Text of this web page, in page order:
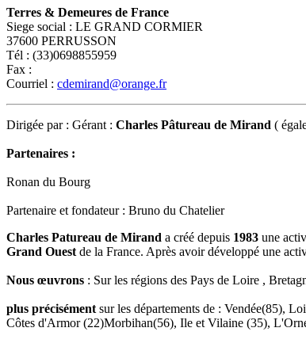
Terres & Demeures de France
Siege social : LE GRAND CORMIER
37600 PERRUSSON
Tél : (33)0698855959
Fax :
Courriel : cdemirand@orange.fr
Dirigée par : Gérant : Charles Pâtureau de Mirand (
Partenaires :
Ronan du Bourg
Partenaire et fondateur : Bruno du Chatelier
Charles Patureau de Mirand a créé depuis 1983 une
Grand Ouest de la France. Après avoir développé une
Nous œuvrons : Sur les régions des Pays de Loire ,
plus précisément sur les départements de : Vendée(85),
Côtes d'Armor (22)Morbihan(56), Ile et Vilaine (35),